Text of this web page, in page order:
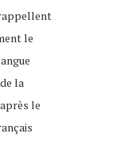
le
la
le